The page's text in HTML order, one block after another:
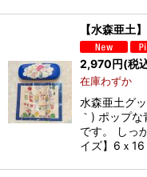
【水森亜
2,970円(税
在庫わずか
水森亜土グ
｀) ポップ
です。 しっ
イズ】6ｘ